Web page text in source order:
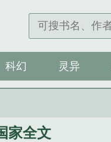
科幻 灵异
家全文